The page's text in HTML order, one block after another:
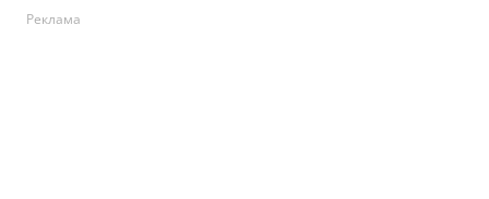
Реклама